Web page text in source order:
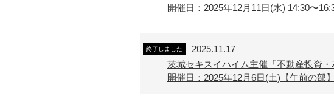
開催日：2025年12月11日(水) 14:30〜
終了しました
2025.11.17
茨城セキスイハイム主催「不動産投資
開催日：2025年12月6日(土)【午前の部